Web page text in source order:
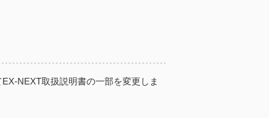
NEXT取扱説明書の一部を変更しま